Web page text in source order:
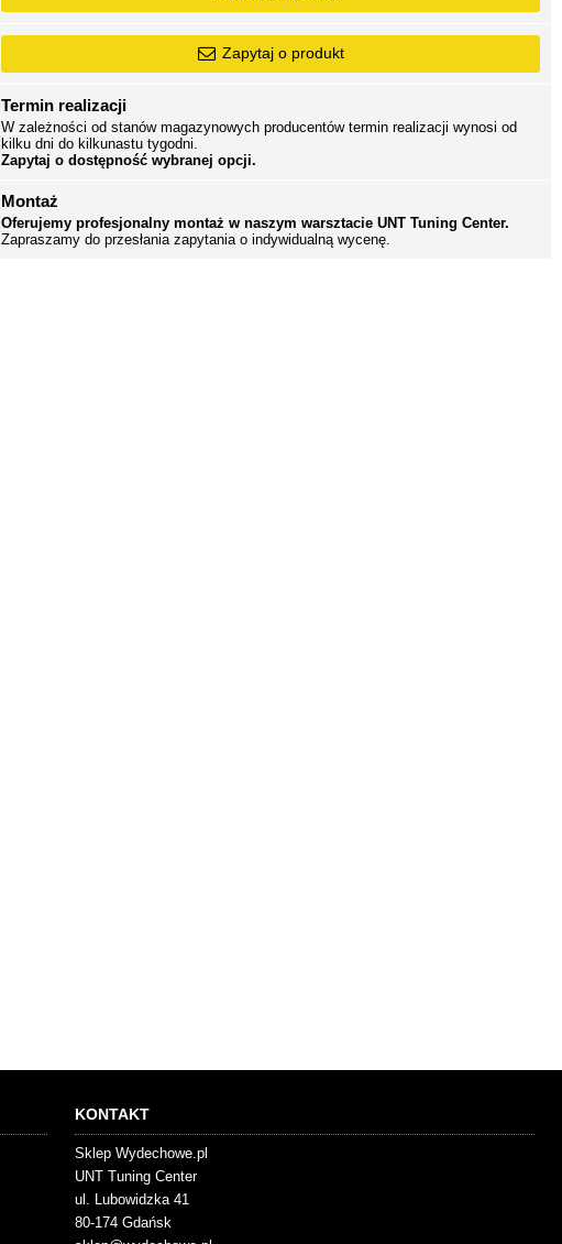
Zapytaj o produkt
Termin realizacji
W zależności od stanów magazynowych producentów termin realizacji wynosi od
kilku dni do kilkunastu tygodni.
Zapytaj o dostępność wybranej opcji.
Montaż
Oferujemy profesjonalny montaż w naszym warsztacie UNT Tuning Center.
Zapraszamy do przesłania zapytania o indywidualną wycenę.
KONTAKT
Sklep Wydechowe.pl
UNT Tuning Center
ul. Lubowidzka 41
80-174 Gdańsk